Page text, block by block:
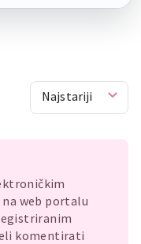
Najstariji
web portalu
komentirati